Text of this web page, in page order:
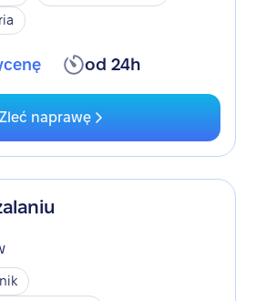
od 24h
Zleć naprawę